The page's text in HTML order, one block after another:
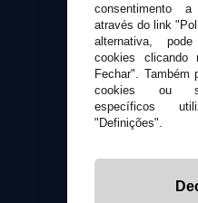
Segurança
Termos e
Política
Política
consentimento
através do link
alternativa,
cookies
Fechar". Também
cookies ou
específicos
"Definições".